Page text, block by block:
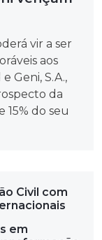
vir a ser
aos
Geni, S.A.,
da
do seu
Civil com
em